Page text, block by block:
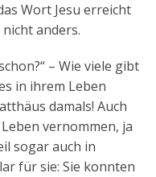
Wort Jesu erreicht
anders.
– Wie viele gibt
in ihrem Leben
damals! Auch
vernommen, ja
sogar auch in
für sie: Sie konnten